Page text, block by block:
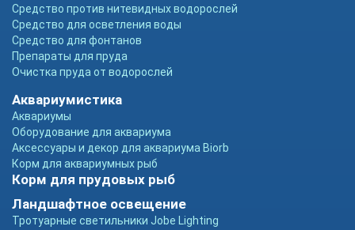
Средство против нитевидных водорослей
Средство для осветления воды
Средство для фонтанов
Препараты для пруда
Очистка пруда от водорослей
Аквариумистика
Аквариумы
Оборудование для аквариума
Аксессуары и декор для аквариума Biorb
Корм для аквариумных рыб
Корм для прудовых рыб
Ландшафтное освещение
Тротуарные светильники Jobe Lighting